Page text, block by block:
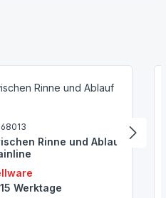
Rinne und Ablauf
Werktage